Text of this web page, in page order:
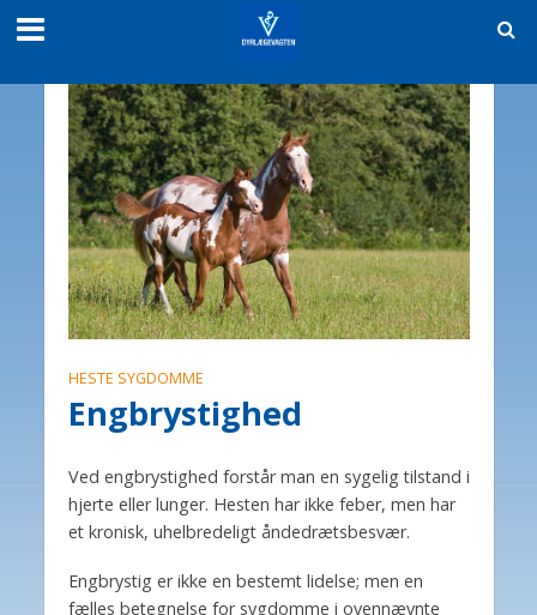
HESTE SYGDOMME
Engbrystighed
Ved engbrystighed forstår man en sygelig tilstand i
hjerte eller lunger. Hesten har ikke feber, men har
et kronisk, uhelbredeligt åndedrætsbesvær.
Engbrystig er ikke en bestemt lidelse; men en
fælles betegnelse for sygdomme i ovennævnte